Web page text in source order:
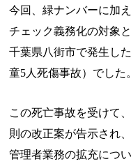
今回、緑ナンバーに加
チェック義務化の対象
千葉県八街市で発生し
童5人死傷事故）でした。
この死亡事故を受けて
則の改正案が告示され
管理者業務の拡充につ